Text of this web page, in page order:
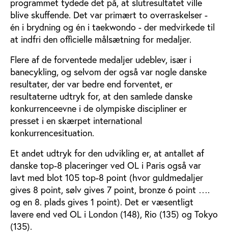
programmet tydede det på, at slutresultatet ville
blive skuffende. Det var primært to overraskelser -
én i brydning og én i taekwondo - der medvirkede til
at indfri den officielle målsætning for medaljer.
Flere af de forventede medaljer udeblev, især i
banecykling, og selvom der også var nogle danske
resultater, der var bedre end forventet, er
resultaterne udtryk for, at den samlede danske
konkurrenceevne i de olympiske discipliner er
presset i en skærpet international
konkurrencesituation.
Et andet udtryk for den udvikling er, at antallet af
danske top-8 placeringer ved OL i Paris også var
lavt med blot 105 top-8 point (hvor guldmedaljer
gives 8 point, sølv gives 7 point, bronze 6 point ….
og en 8. plads gives 1 point). Det er væsentligt
lavere end ved OL i London (148), Rio (135) og Tokyo
(135).